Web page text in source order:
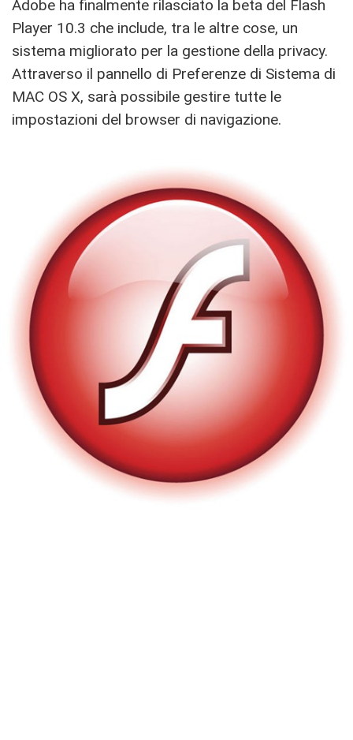
Adobe ha finalmente rilasciato la beta del Flash
Player 10.3 che include, tra le altre cose, un
sistema migliorato per la gestione della privacy.
Attraverso il pannello di Preferenze di Sistema di
MAC OS X, sarà possibile gestire tutte le
impostazioni del browser di navigazione.